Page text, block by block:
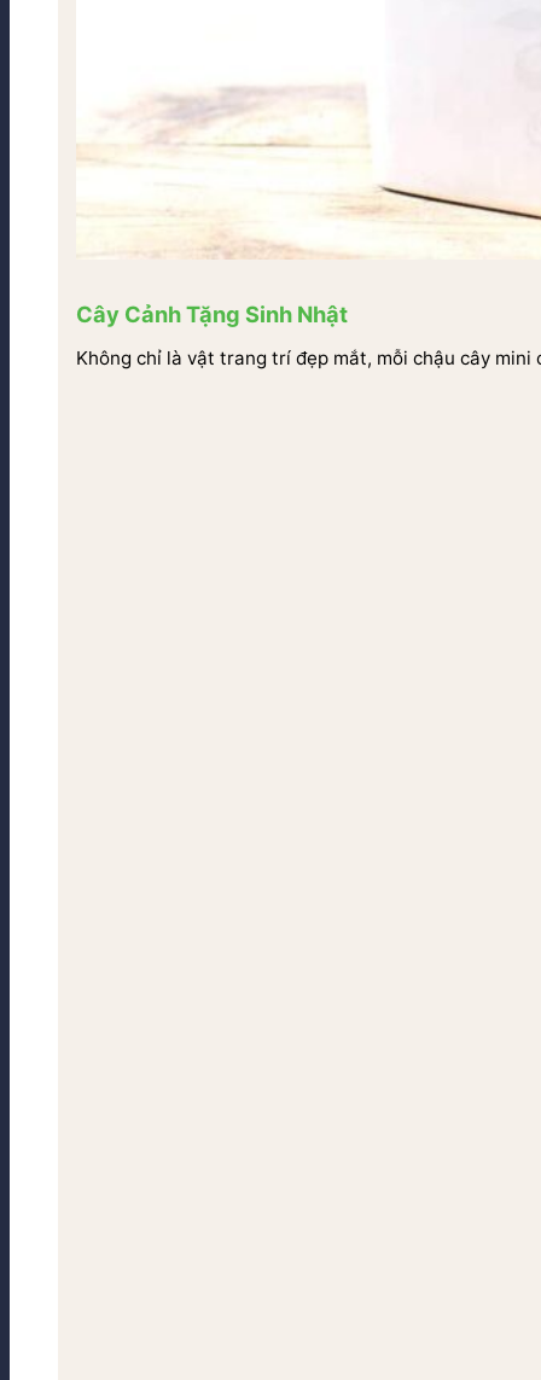
Cây Cảnh Tặng Sinh Nhật
Không chỉ là vật trang trí đẹp mắt, mỗi chậu cây